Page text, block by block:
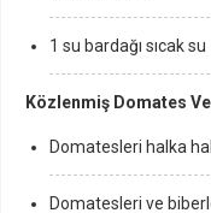
1 su bardağı sıcak su
Közlenmiş Domates Ve
Domatesleri halka
Domatesleri ve